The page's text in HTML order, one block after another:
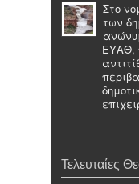
Στο
των
ΕΥΑΘ,
Τελευταίες